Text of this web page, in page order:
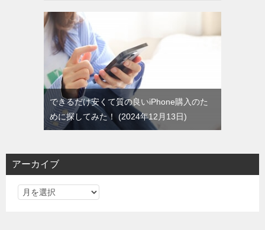
できるだけ安くて質の良いiPhone購入のた
めに探してみた！
2024年12月13日
アーカイブ
ア